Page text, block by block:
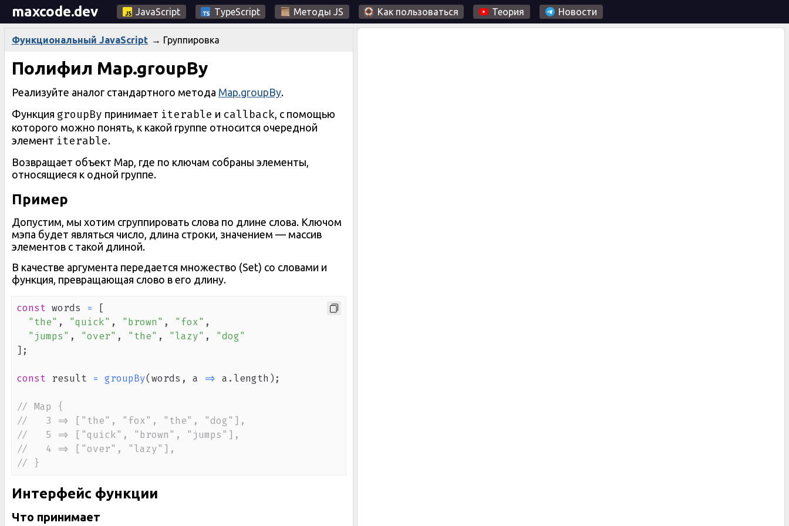
maxcode.dev JavaScript TypeScript Методы JS Как пользоваться Теория Новости
Функциональный JavaScript → Группировка
Полифил Map.groupBy
Реализуйте аналог стандартного метода Map.groupBy.
Функция groupBy принимает iterable и callback , с помощью
которого можно понять, к какой группе относится очередной
элемент iterable.
Возвращает объект Map, где по ключам собраны элементы,
относящиеся к одной группе.
Пример
Допустим, мы хотим сгруппировать слова по длине слова. Ключом
мэпа будет являться число, длина строки, значением — массив
элементов с такой длиной.
В качестве аргумента передается множество (Set) со словами и
функция, превращающая слово в его длину.
const words =
[
"the" , "quick" , "brown" , "fox" ,
"jumps" , "over" , "the" , "lazy" ,
"dog"
] ;
const result = groupBy(words , a => a . length ) ;
// Map {
//   3 => ["the", "fox", "the", "dog"],
//   5 => ["quick", "brown", "jumps"],
//   4 => ["over", "lazy"],
// }
Интерфейс функции
Что принимает